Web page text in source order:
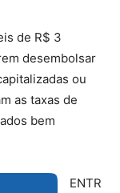
de R$ 3
desembolsar
ou
as taxas de
bem
ENTR